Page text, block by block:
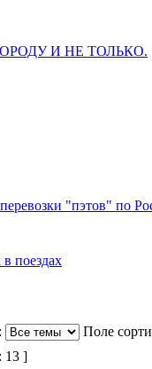
И НЕ ТОЛЬКО.
"пэтов" по
поездах
Поле
13 ]